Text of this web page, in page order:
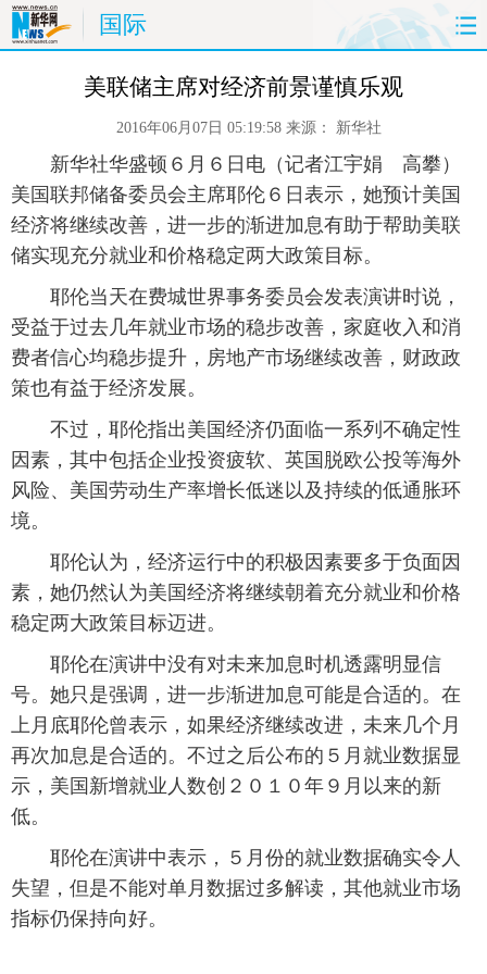
国际
时政 国际
体育 人事
时尚 思客 地方 法治
港澳 台湾 华人
科技 能源 房产 公司
图片 视频 彩票 食品
金融 公益 军事 无人机
富媒体
新华电视中文 新华电视英文 返回PC
美联储主席对经济前景谨慎乐观
2016年06月07日 05:19:58 来源： 新华社
新华社华盛顿６月６日电（记者江宇娟 高攀）
美国联邦储备委员会主席耶伦６日表示，她预计美国
经济将继续改善，进一步的渐进加息有助于帮助美联
储实现充分就业和价格稳定两大政策目标。
耶伦当天在费城世界事务委员会发表演讲时说，
受益于过去几年就业市场的稳步改善，家庭收入和消
费者信心均稳步提升，房地产市场继续改善，财政政
策也有益于经济发展。
不过，耶伦指出美国经济仍面临一系列不确定性
因素，其中包括企业投资疲软、英国脱欧公投等海外
风险、美国劳动生产率增长低迷以及持续的低通胀环
境。
耶伦认为，经济运行中的积极因素要多于负面因
素，她仍然认为美国经济将继续朝着充分就业和价格
稳定两大政策目标迈进。
耶伦在演讲中没有对未来加息时机透露明显信
号。她只是强调，进一步渐进加息可能是合适的。在
上月底耶伦曾表示，如果经济继续改进，未来几个月
再次加息是合适的。不过之后公布的５月就业数据显
示，美国新增就业人数创２０１０年９月以来的新
低。
耶伦在演讲中表示，５月份的就业数据确实令人
失望，但是不能对单月数据过多解读，其他就业市场
指标仍保持向好。